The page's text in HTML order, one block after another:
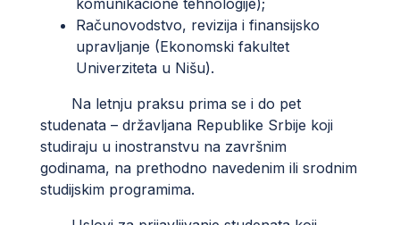
komunikacione tehnologije);
Računovodstvo, revizija i finansijsko
upravljanje (Ekonomski fakultet
Univerziteta u Nišu).
Na letnju praksu prima se i do pet
studenata – državljana Republike Srbije koji
studiraju u inostranstvu na završnim
godinama, na prethodno navedenim ili srodnim
studijskim programima.